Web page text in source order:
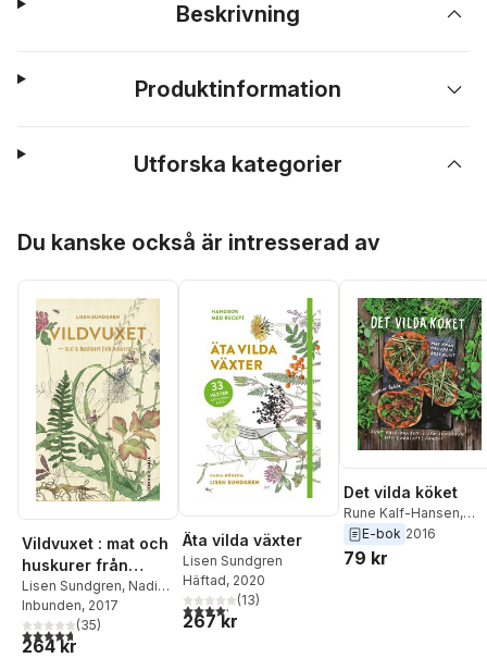
Beskrivning
Produktinformation
Utforska kategorier
Du kanske också är intresserad av
Vildvuxet : mat och
huskurer från
naturen
Lisen Sundgren, Nadia
Nörbom
Inbunden, 2017
4,7utav 5 stjärnor. Totalt antal röster:
(35)
264 kr
Äta vilda växter
Lisen Sundgren
Häftad, 2020
4,2utav 5 stjärnor. Totalt antal röster:
(13)
267 kr
Det vilda köket
Rune Kalf-Hansen,
Lisen Sundgren
E-bok 2016
79 kr